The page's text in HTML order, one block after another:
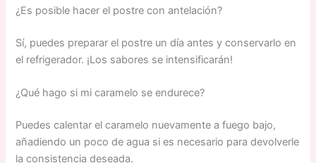
¿Es posible hacer el postre con antelación?
Sí, puedes preparar el postre un día antes y conservarlo en
el refrigerador. ¡Los sabores se intensificarán!
¿Qué hago si mi caramelo se endurece?
Puedes calentar el caramelo nuevamente a fuego bajo,
añadiendo un poco de agua si es necesario para devolverle
la consistencia deseada.